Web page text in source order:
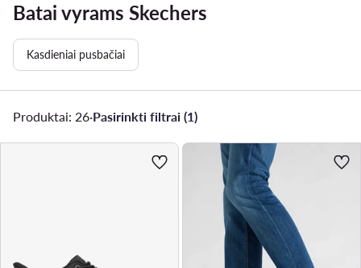
Batai vyrams Skechers
Kasdieniai pusbačiai
Produktai: 26·Pasirinkti filtrai (1)